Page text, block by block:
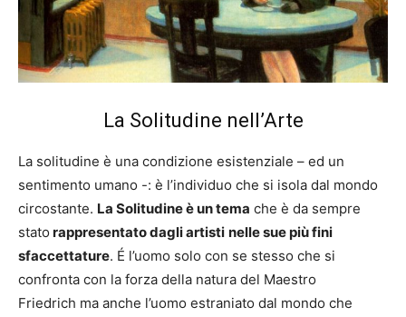
La Solitudine nell’Arte
La solitudine è una condizione esistenziale – ed un
sentimento umano -: è l’individuo che si isola dal mondo
circostante. La Solitudine è un tema che è da sempre
stato rappresentato dagli artisti nelle sue più fini
sfaccettature. É l’uomo solo con se stesso che si
confronta con la forza della natura del Maestro
Friedrich ma anche l’uomo estraniato dal mondo che